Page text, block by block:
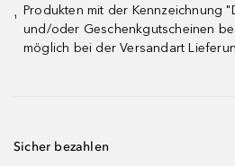
¹
Produkten mit der Kennzeichnung
und/oder Geschenkgutscheinen
möglich bei der Versandart
Sicher bezahlen